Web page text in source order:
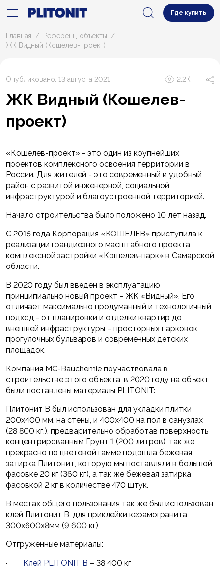
Где купить
Главная
Референц-объекты
ЖК Видный (Кошелев-проект)
Опубликовано: 13 августа 2021 2.2К
ЖК Видный (Кошелев-
проект)
«Кошелев-проект» - это один из крупнейших
проектов комплексного освоения территории в
России. Для жителей - это современный и удобный
район с развитой инженерной, социальной
инфраструктурой и благоустроенной территорией.
Начало строительства было положено 10 лет назад.
С 2015 года Корпорация «КОШЕЛЕВ» приступила к
реализации грандиозного масштабного проекта
комплексной застройки «Кошелев-парк» в Самарской
области.
В 2020 году был введен в эксплуатацию
принципиально новый проект – ЖК «Видный». Его
отличает максимально продуманный и технологичный
подход - от планировки и отделки квартир до
внешней инфраструктуры – просторных парковок,
прогулочных бульваров и современных детских
площадок.
Компания MC-Bauchemie поучаствовала в
строительстве этого объекта, в 2020 году на объект
были поставлены материалы PLITONIT:
Плитонит В был использован для укладки плитки
200х400 мм. на стены, и 400х400 на пол в санузлах
(28 800 кг.), предварительно обработав поверхность
концентрированным Грунт 1 (200 литров), так же
прекрасно по цветовой гамме подошла бежевая
затирка Плитонит, которую мы поставляли в большой
фасовке 20 кг (360 кг), а так же бежевая затирка
фасовкой 2 кг в количестве 470 штук.
В местах общего пользования так же был использован
клей Плитонит В, для приклейки керамогранита
300х600х8мм (9 600 кг)
Отгруженные материалы:
· Клей PLITONIT B – 38 400 кг